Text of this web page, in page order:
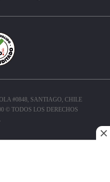
#0848, SANTIAGO, CHILE
© TODOS LOS DERECHOS